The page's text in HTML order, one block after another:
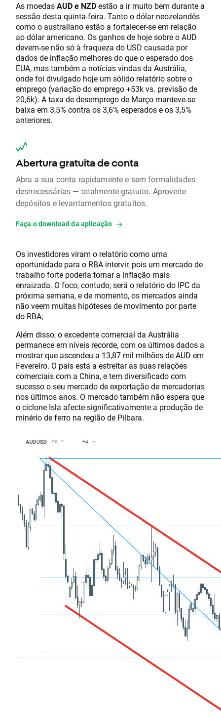
As moedasAUD e NZDestão a ir muito bem durante a
sessão desta quinta-feira. Tanto o dólar neozelandês
como o australiano estão a fortalecer-se em relação
ao dólar americano. Os ganhos de hoje sobre o AUD
devem-se não só à fraqueza do USD causada por
dados de inflação melhores do que o esperado dos
EUA, mas também a notícias vindas da Austrália,
onde foi divulgado hoje um sólido relatório sobre o
emprego (variação do emprego +53k vs. previsão de
20,6k). A taxa de desemprego de Março manteve-se
baixa em 3,5% contra os 3,6% esperados e os 3,5%
anteriores.
Abertura gratuita de conta
Abra a sua conta rapidamente e sem formalidades
desnecessárias — totalmente gratuito. Aproveite
depósitos e levantamentos gratuitos.
Faça o download da aplicação
Os investidores viram o relatório como uma
oportunidade para o RBA intervir, pois um mercado de
trabalho forte poderia tornar a inflação mais
enraizada. O foco, contudo, será o relatório do IPC da
próxima semana, e de momento, os mercados ainda
não veem muitas hipóteses de movimento por parte
do RBA;
Além disso, o excedente comercial da Austrália
permanece em níveis recorde, com os últimos dados a
mostrar que ascendeu a 13,87 mil milhões de AUD em
Fevereiro. O país está a estreitar as suas relações
comerciais com a China, e tem diversificado com
sucesso o seu mercado de exportação de mercadorias
nos últimos anos. O mercado também não espera que
o ciclone Isla afecte significativamente a produção de
minério de ferro na região de Pilbara.